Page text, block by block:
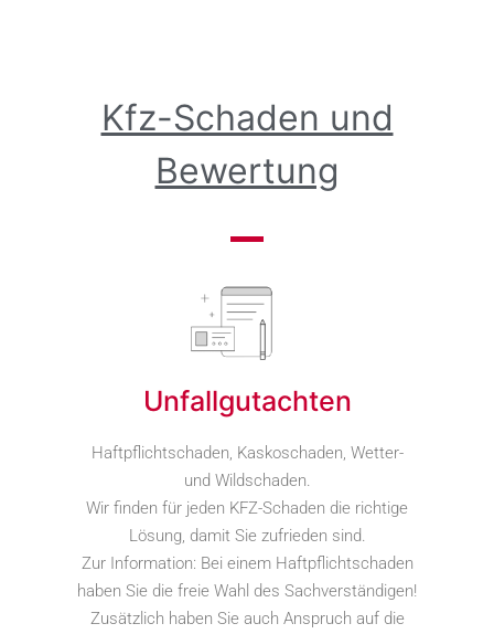
Kfz-Schaden und
Bewertung
Unfallgutachten
Haftpflichtschaden, Kaskoschaden, Wetter-
und Wildschaden.
Wir finden für jeden KFZ-Schaden die richtige
Lösung, damit Sie zufrieden sind.
Zur Information: Bei einem Haftpflichtschaden
haben Sie die freie Wahl des Sachverständigen!
Zusätzlich haben Sie auch Anspruch auf die